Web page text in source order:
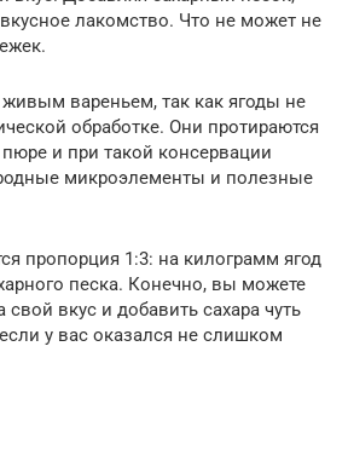
лакомство. Что не может не
вареньем, так как ягоды не
обработке. Они протираются
и при такой консервации
микроэлементы и полезные
пропорция 1:3: на килограмм ягод
песка. Конечно, вы можете
свой вкус и добавить сахара чуть
у вас оказался не слишком